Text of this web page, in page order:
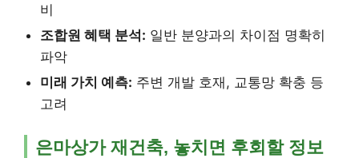
비
조합원 혜택 분석: 일반 분양과의 차이점 명확히
파악
미래 가치 예측: 주변 개발 호재, 교통망 확충 등
고려
은마상가 재건축, 놓치면 후회할 정보